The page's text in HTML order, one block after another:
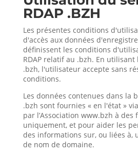
RDAP .BZH
Les présentes conditions
d'accès aux données
définissent les conditions
RDAP relatif au .bzh. En utilisant
.bzh, l'utilisateur accepte sans
conditions.
Les données contenues dans la
.bzh sont fournies « en l'état »
par l’Association www.bzh à
uniquement, et pour aider les
des informations sur, ou liées à,
de nom de domaine.